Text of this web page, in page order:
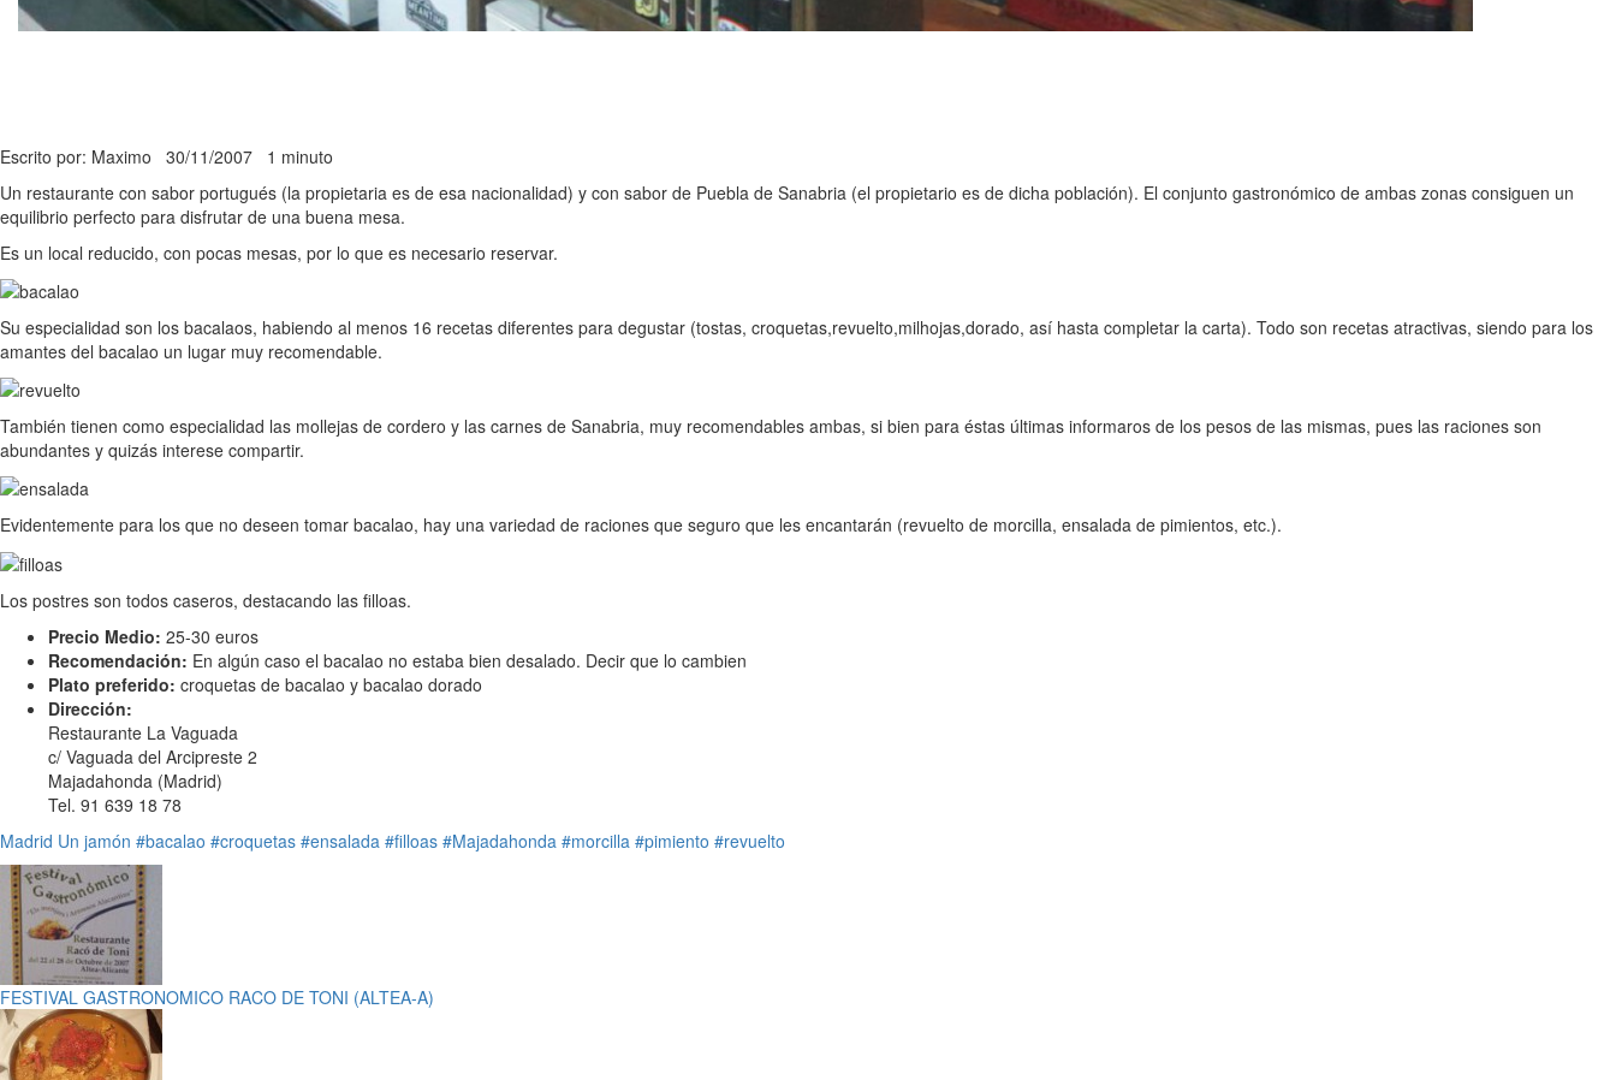
Escrito por: Maximo 30/11/2007 1 minuto
Un restaurante con sabor portugués (la propietaria es de esa nacionalidad) y con sabor de Puebla de Sanabria (el propietario es de dicha población). El conjunto gastronómico de ambas zonas consiguen un
equilibrio perfecto para disfrutar de una buena mesa.
Es un local reducido, con pocas mesas, por lo que es necesario reservar.
Su especialidad son los bacalaos, habiendo al menos 16 recetas diferentes para degustar (tostas, croquetas,revuelto,milhojas,dorado, así hasta completar la carta). Todo son recetas atractivas, siendo para los
amantes del bacalao un lugar muy recomendable.
También tienen como especialidad las mollejas de cordero y las carnes de Sanabria, muy recomendables ambas, si bien para éstas últimas informaros de los pesos de las mismas, pues las raciones son
abundantes y quizás interese compartir.
Evidentemente para los que no deseen tomar bacalao, hay una variedad de raciones que seguro que les encantarán (revuelto de morcilla, ensalada de pimientos, etc.).
Los postres son todos caseros, destacando las filloas.
Precio Medio: 25-30 euros
Recomendación: En algún caso el bacalao no estaba bien desalado. Decir que lo cambien
Plato preferido: croquetas de bacalao y bacalao dorado
Dirección:
Restaurante La Vaguada
c/ Vaguada del Arcipreste 2
Majadahonda (Madrid)
Tel. 91 639 18 78
Madrid Un jamón #bacalao #croquetas #ensalada #filloas #Majadahonda #morcilla #pimiento #revuelto
FESTIVAL GASTRONOMICO RACO DE TONI (ALTEA-A)